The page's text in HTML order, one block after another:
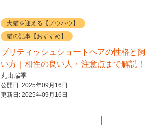
犬猫を迎える【ノウハウ】
猫の記事【おすすめ】
ブリティッシュショートヘアの性格と飼
い方｜相性の良い人・注意点まで解説！
丸山瑞季
公開日: 2025年09月16日
更新日: 2025年09月16日